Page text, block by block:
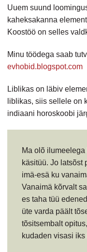
Uuem suund
kaheksakanna
Koostöö on selles
Minu töödega saab
evhobid.blogspot.com
Liblikas on läbiv
liblikas, siis sellele on
indiaani horoskoobi
Ma olõ
käsitüü. Jo latsõst
imä-esä ku
Vanaimä kõrvalt
es taha tüü
üte varda päält
tõsitsembalt
kudaden visasi